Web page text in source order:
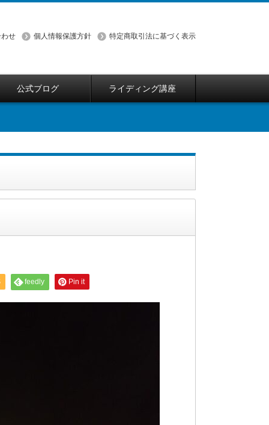
せ 個人情報保護方針 特定商取引法に基づく表示
公式ブログ ライディング講座
feedly Pin it